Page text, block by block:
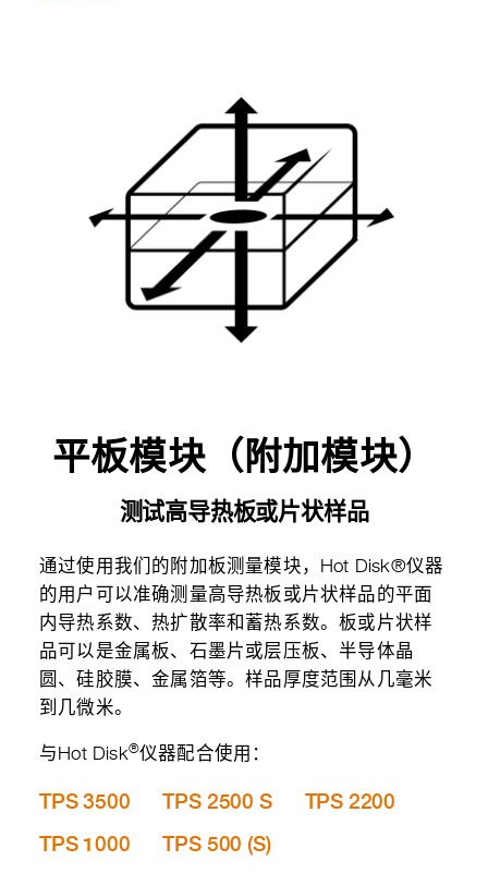
平板模块（附加模块）
测试高导热板或片状样品
通过使用我们的附加板测量模块，Hot Disk®仪器
的用户可以准确测量高导热板或片状样品的平面
内导热系数、热扩散率和蓄热系数。板或片状样
品可以是金属板、石墨片或层压板、半导体晶
圆、硅胶膜、金属箔等。样品厚度范围从几毫米
到几微米。
与Hot Disk®仪器配合使用：
TPS 3500 TPS 2500 S
TPS 2200
TPS 1000
TPS 500 (S)